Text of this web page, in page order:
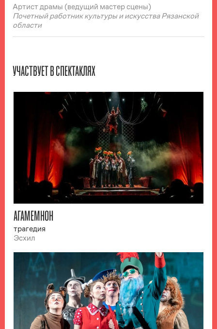
Артист драмы (ведущий мастер сцены)
Почетный работник культуры и искусства Рязанской
области
УЧАСТВУЕТ В СПЕКТАКЛЯХ
АГАМЕМНОН
трагедия
Эсхил